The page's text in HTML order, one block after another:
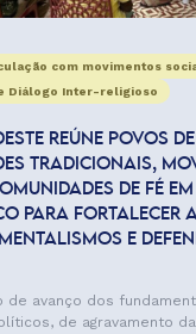
com movimentos
Diálogo Inter-religioso
REÚNE POVOS DE
TRADICIONAIS,
DE FÉ EM
PARA FORTALECER
E
de avanço dos
de agravamento